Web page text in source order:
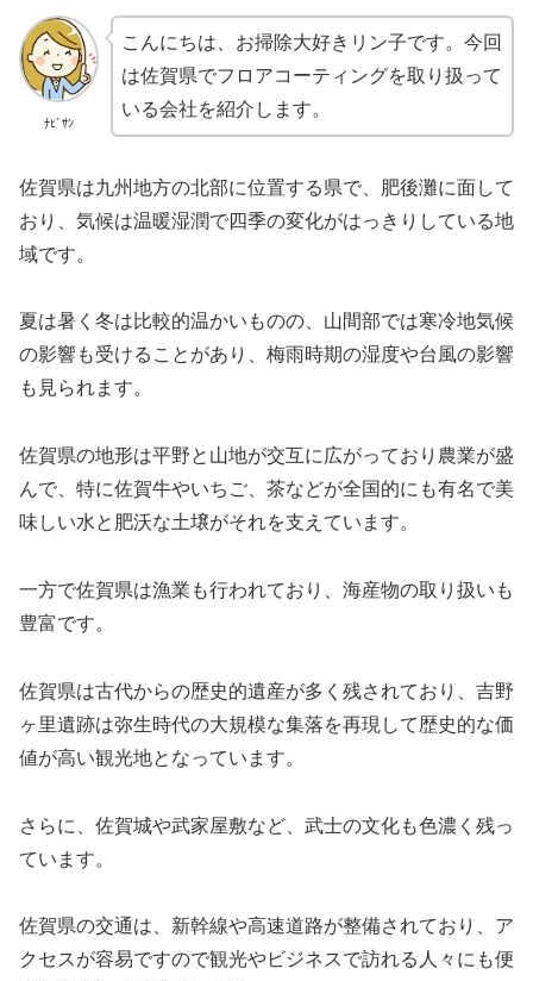
ﾅﾋﾞｻﾝ
こんにちは、お掃除大好きリン子です。今回
は佐賀県でフロアコーティングを取り扱って
いる会社を紹介します。
佐賀県は九州地方の北部に位置する県で、肥後灘に面して
おり、気候は温暖湿潤で四季の変化がはっきりしている地
域です。
夏は暑く冬は比較的温かいものの、山間部では寒冷地気候
の影響も受けることがあり、梅雨時期の湿度や台風の影響
も見られます。
佐賀県の地形は平野と山地が交互に広がっており農業が盛
んで、特に佐賀牛やいちご、茶などが全国的にも有名で美
味しい水と肥沃な土壌がそれを支えています。
一方で佐賀県は漁業も行われており、海産物の取り扱いも
豊富です。
佐賀県は古代からの歴史的遺産が多く残されており、吉野
ヶ里遺跡は弥生時代の大規模な集落を再現して歴史的な価
値が高い観光地となっています。
さらに、佐賀城や武家屋敷など、武士の文化も色濃く残っ
ています。
佐賀県の交通は、新幹線や高速道路が整備されており、ア
クセスが容易ですので観光やビジネスで訪れる人々にも便